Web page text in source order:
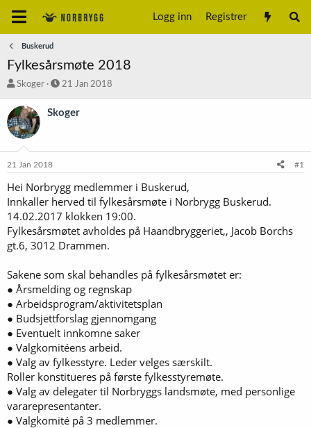
Logg inn Registrer
Buskerud
Fylkesårsmøte 2018
T
å
d
s
t
r
Skoger
S
a
o
21 Jan 2018
Skoger
21 Jan 2018 #1
Hei Norbrygg medlemmer i Buskerud,
Innkaller herved til fylkesårsmøte i Norbrygg Buskerud.
14.02.2017 klokken 19:00.
Fylkesårsmøtet avholdes på Haandbryggeriet,, Jacob Borchs
gt.6, 3012 Drammen.
Sakene som skal behandles på fylkesårsmøtet er:
● Årsmelding og regnskap
● Arbeidsprogram/aktivitetsplan
● Budsjettforslag gjennomgang
● Eventuelt innkomne saker
● Valgkomitéens arbeid.
● Valg av fylkesstyre. Leder velges særskilt.
Roller konstitueres på første fylkesstyremøte.
● Valg av delegater til Norbryggs landsmøte, med personlige
vararepresentanter.
● Valgkomité på 3 medlemmer.